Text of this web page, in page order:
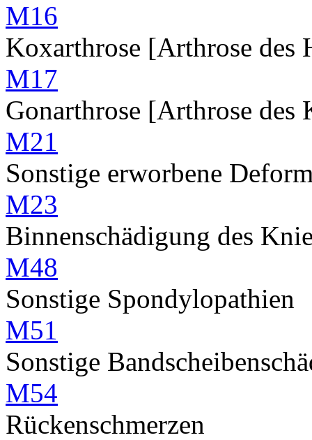
M16
Koxarthrose [Arthrose des
M17
Gonarthrose [Arthrose des
M21
Sonstige erworbene
M23
Binnenschädigung des
M48
Sonstige Spondylopathien
M51
Sonstige
M54
Rückenschmerzen